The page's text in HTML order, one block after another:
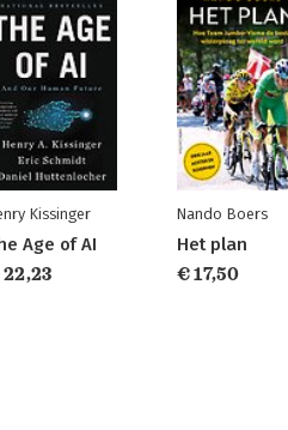
Kissinger
Age of AI
Nando Boers
Het plan
€ 17,50